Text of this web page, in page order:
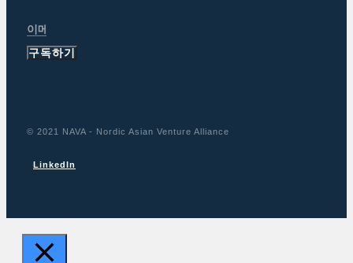
구독하기
© 2021 NAVA - Nordic Asian Venture Alliance
LinkedIn